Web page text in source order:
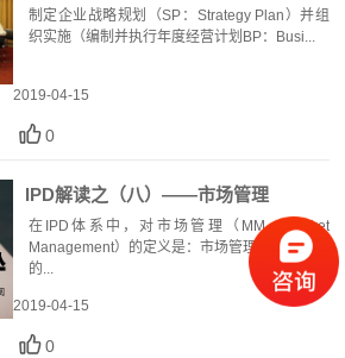
构建SP&BP战略管理体系
制定企业战略规划（SP：Strategy Plan）并组
织实施（编制并执行年度经营计划BP：Busi...
2019-04-15
0
IPD解读之（八）——市场管理
（MM）与营销管理（MM）的关系
在IPD体系中，对市场管理（MM，Market
Management）的定义是：市场管理是一套系统
的...
2019-04-15
0